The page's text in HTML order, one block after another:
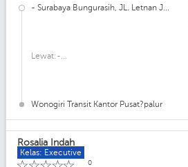
- Surabaya Bungurasih, JL. Letnan J...
Lewat:-...
Wonogiri Transit Kantor Pusat?palur
Rosalia Indah
Kelas: Executive
0